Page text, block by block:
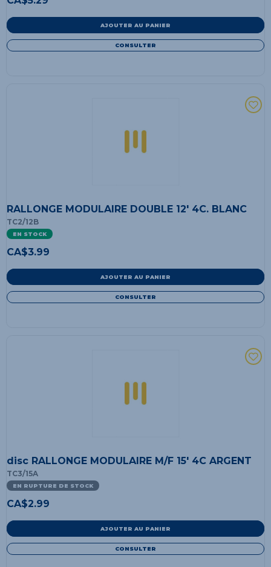
AJOUTER AU PANIER
CONSULTER
RALLONGE MODULAIRE DOUBLE 12' 4C. BLANC
TC2/12B
EN STOCK
CA$3.99
AJOUTER AU PANIER
CONSULTER
disc RALLONGE MODULAIRE M/F 15' 4C ARGENT
TC3/15A
EN RUPTURE DE STOCK
CA$2.99
AJOUTER AU PANIER
CONSULTER